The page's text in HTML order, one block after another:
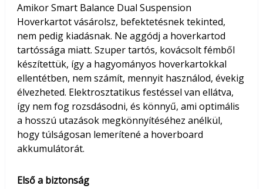
Amikor Smart Balance Dual Suspension
Hoverkartot vásárolsz, befektetésnek tekinted,
nem pedig kiadásnak. Ne aggódj a hoverkartod
tartóssága miatt. Szuper tartós, kovácsolt fémből
készítettük, így a hagyományos hoverkartokkal
ellentétben, nem számít, mennyit használod, évekig
élvezheted. Elektrosztatikus festéssel van ellátva,
így nem fog rozsdásodni, és könnyű, ami optimális
a hosszú utazások megkönnyítéséhez anélkül,
hogy túlságosan lemerítené a hoverboard
akkumulátorát.
Első a biztonság